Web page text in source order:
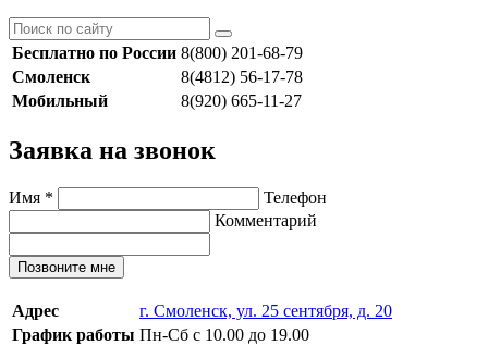
Бесплатно по России 8(800) 201-68-79
Смоленск
8(4812) 56-17-78
Мобильный
8(920) 665-11-27
Заявка на звонок
Имя *
Телефон
Комментарий
Позвоните мне
Адрес
г. Смоленск, ул. 25 сентября, д. 20
График работы Пн-Сб с 10.00 до 19.00